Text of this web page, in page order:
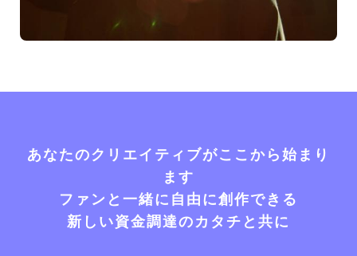
あなたのクリエイティブがここから始まり
ます
ファンと一緒に自由に創作できる
新しい資金調達のカタチと共に